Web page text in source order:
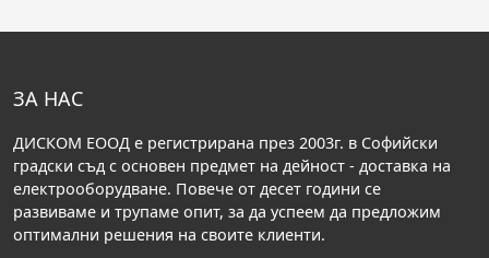
ЗА НАС
ДИСКОМ ЕООД е регистрирана през 2003г. в Софийски
градски съд с основен предмет на дейност - доставка на
електрооборудване. Повече от десет години се
развиваме и трупаме опит, за да успеем да предложим
оптимални решения на своите клиенти.